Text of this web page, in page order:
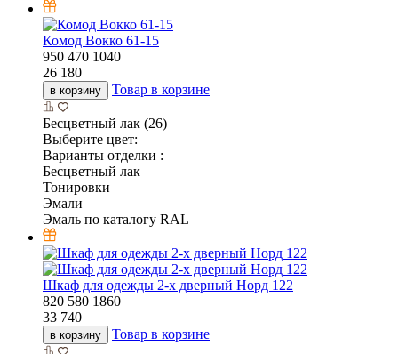
Комод Вокко 61-15
950 470 1040
26 180
в корзину Товар в корзине
Бесцветный лак (26)
Выберите цвет:
Варианты отделки :
Бесцветный лак
Тонировки
Эмали
Эмаль по каталогу RAL
Шкаф для одежды 2-х дверный Норд 122
820 580 1860
33 740
в корзину Товар в корзине